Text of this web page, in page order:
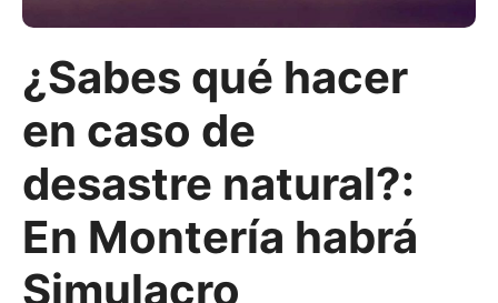
¿Sabes qué hacer
en caso de
desastre natural?:
En Montería habrá
Simulacro